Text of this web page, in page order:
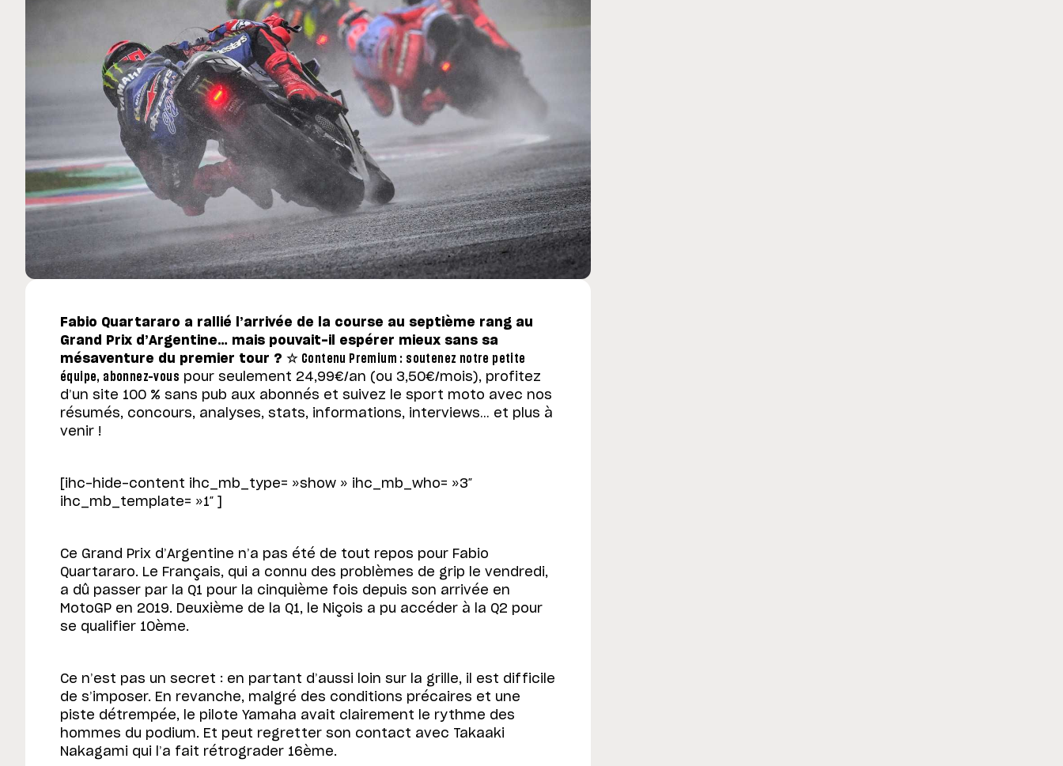
Fabio Quartararo a rallié l’arrivée de la course au septième rang au
Grand Prix d’Argentine… mais pouvait-il espérer mieux sans sa
mésaventure du premier tour ? ☆ Contenu Premium : soutenez notre petite
équipe, abonnez-vous pour seulement 24,99€/an (ou 3,50€/mois), profitez
d’un site 100 % sans pub aux abonnés et suivez le sport moto avec nos
résumés, concours, analyses, stats, informations, interviews… et plus à
venir !
[ihc-hide-content ihc_mb_type= »show » ihc_mb_who= »3″
ihc_mb_template= »1″ ]
Ce Grand Prix d’Argentine n’a pas été de tout repos pour Fabio
Quartararo. Le Français, qui a connu des problèmes de grip le vendredi,
a dû passer par la Q1 pour la cinquième fois depuis son arrivée en
MotoGP en 2019. Deuxième de la Q1, le Niçois a pu accéder à la Q2 pour
se qualifier 10ème.
Ce n’est pas un secret : en partant d’aussi loin sur la grille, il est difficile
de s’imposer. En revanche, malgré des conditions précaires et une
piste détrempée, le pilote Yamaha avait clairement le rythme des
hommes du podium. Et peut regretter son contact avec Takaaki
Nakagami qui l’a fait rétrograder 16ème.